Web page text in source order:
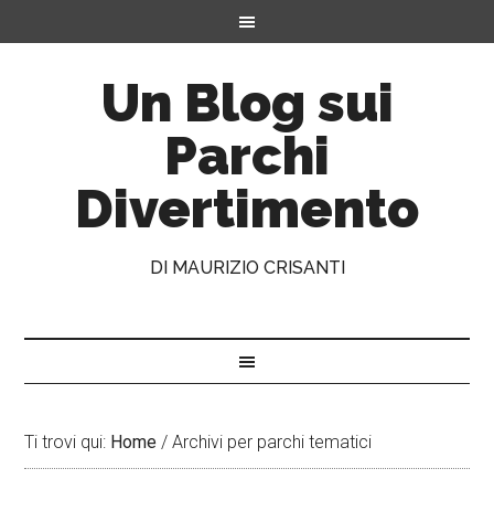
Un Blog sui
Parchi
Divertimento
DI MAURIZIO CRISANTI
Ti trovi qui: Home / Archivi per parchi tematici